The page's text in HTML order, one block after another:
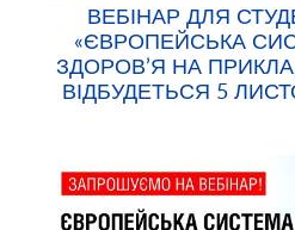
ВЕБІНАР ДЛЯ
«ЄВРОПЕЙСЬКА
ЗДОРОВ’Я НА
ВІДБУДЕТЬСЯ 5